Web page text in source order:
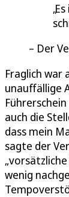
Der
Fraglich war
unauffällige
auch die
dass mein
sagte der
wenig